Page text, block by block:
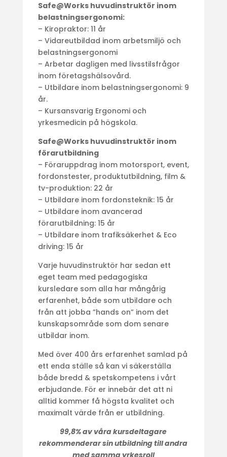
Safe@Works huvudinstruktör inom
belastningsergonomi:
– Kiropraktor: 11 år
– Vidareutbildad inom arbetsmiljö och
belastningsergonomi
– Arbetar dagligen med livsstilsfrågor
inom företagshälsovård.
– Utbildare inom belastningsergonomi: 9
år.
– Kursansvarig Ergonomi och
yrkesmedicin på högskola.
Safe@Works huvudinstruktör inom
förarutbildning
– Föraruppdrag inom motorsport, event,
fordonstester, produktutbildning, film &
tv-produktion: 22 år
– Utbildare inom fordonsteknik: 15 år
– Utbildare inom avancerad
förarutbildning: 15 år
– Utbildare inom trafiksäkerhet & Eco
driving: 15 år
Varje huvudinstruktör har sedan ett
eget team med pedagogiska
kursledare som alla har mångårig
erfarenhet, både som utbildare och
från att jobba ”hands on” inom det
kunskapsområde som dom senare
utbildar inom.
Med över 400 års erfarenhet samlad på
ett enda ställe så kan vi säkerställa
både bredd & spetskompetens i vårt
erbjudande. För er innebär det att ni
alltid kommer få högsta kvalitet och
maximalt värde från er utbildning.
99,8% av våra kursdeltagare
rekommenderar sin utbildning till andra
med samma yrkesroll